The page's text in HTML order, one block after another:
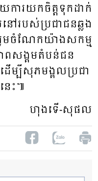
ារ​យក​ចិត្ត​ទុក​ដាក់​
របស់​ប្រ​ជា​ជន​ឆ្លង​
ម​ចំ​ណែក​យ៉ាង​សកម្ម​
ព​សង្គម​តំ​បន់​ជន​
ម្បី​សុភមង្គល​ប្រ​ជា​
េះ​៕
ហុង​ទើ-សុផល